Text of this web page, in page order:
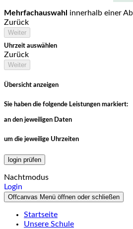
Mehrfachauswahl innerhalb einer
Zurück
Weiter
Uhrzeit auswählen
Zurück
Weiter
Übersicht anzeigen
Sie haben die folgende Leistungen markiert:
an den jeweiligen Daten
um die jeweilige Uhrzeiten
login prüfen
Nachtmodus
Login
Offcanvas Menü öffnen oder schließen
Startseite
Unsere Schule